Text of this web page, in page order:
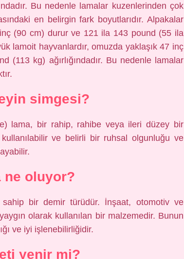
Bu nedenle lamalar kuzenlerinden çok
en belirgin fark boyutlarıdır. Alpakalar
(90 cm) durur ve 121 ila 143 pound (55 ila
lamoit hayvanlardır, omuzda yaklaşık 47 inç
(113 kg) ağırlığındadır. Bu nedenle lamalar
simgesi?
lama, bir rahip, rahibe veya ileri düzey bir
ve belirli bir ruhsal olgunluğu ve
ne oluyor?
sahip bir demir türüdür. İnşaat, otomotiv ve
olarak kullanılan bir malzemedir. Bunun
ve iyi işlenebilirliğidir.
yenir mi?